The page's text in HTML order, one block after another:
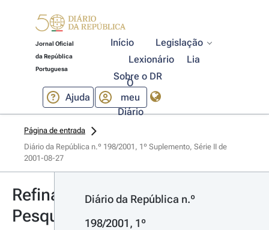
Jornal Oficial
da República
Portuguesa
Início
Legislação
Lexionário
Lia
Sobre o DR
Ajuda
O
meu
Diário
Página de entrada
Diário da República n.º 198/2001, 1º Suplemento, Série II de
2001-08-27
Refinar
Pesquisa
Diário da República n.º
198/2001, 1º